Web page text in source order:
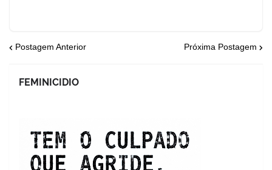
Postagem Anterior Próxima Postagem
FEMINICIDIO